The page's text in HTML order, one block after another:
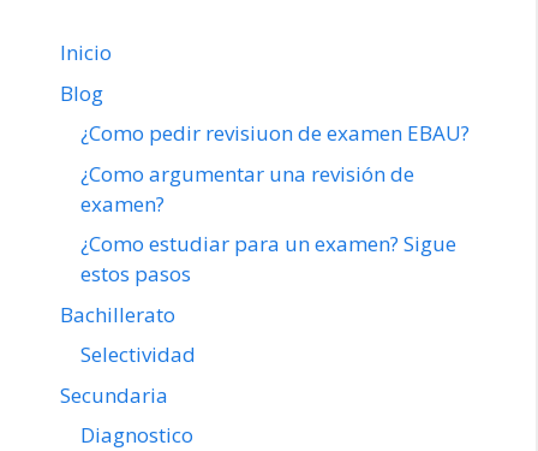
Inicio
Blog
¿Como pedir revisiuon de examen EBAU?
¿Como argumentar una revisión de
examen?
¿Como estudiar para un examen? Sigue
estos pasos
Bachillerato
Selectividad
Secundaria
Diagnostico